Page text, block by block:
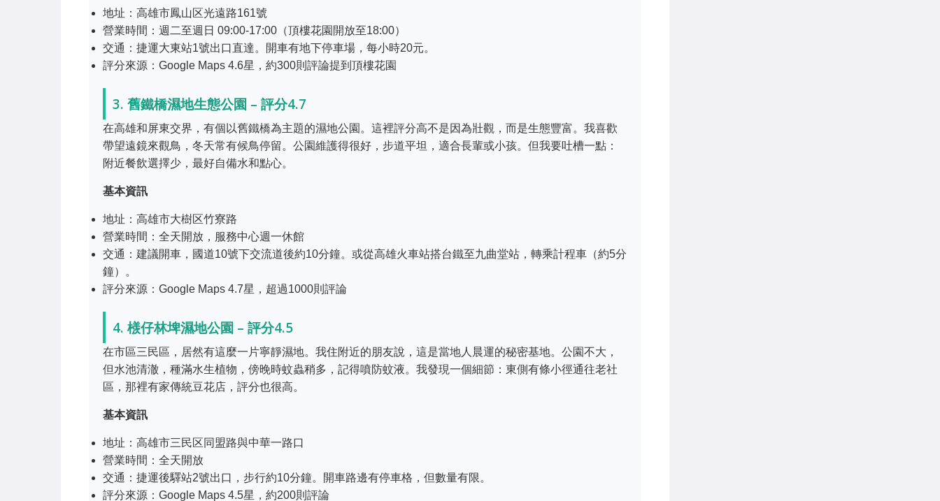
地址：高雄市鳳山区光遠路161號
營業時間：週二至週日 09:00-17:00（頂樓花園開放至18:00）
交通：捷運大東站1號出口直達。開車有地下停車場，每小時20元。
評分來源：Google Maps 4.6星，約300則評論提到頂樓花園
3. 舊鐵橋濕地生態公園 – 評分4.7
在高雄和屏東交界，有個以舊鐵橋為主題的濕地公園。這裡評分高不是因為壯觀，而是生態豐富。我喜歡
帶望遠鏡來觀鳥，冬天常有候鳥停留。公園維護得很好，步道平坦，適合長輩或小孩。但我要吐槽一點：
附近餐飲選擇少，最好自備水和點心。
基本資訊
地址：高雄市大樹区竹寮路
營業時間：全天開放，服務中心週一休館
交通：建議開車，國道10號下交流道後約10分鐘。或從高雄火車站搭台鐵至九曲堂站，轉乘計程車（約5分
鐘）。
評分來源：Google Maps 4.7星，超過1000則評論
4. 檨仔林埤濕地公園 – 評分4.5
在市區三民區，居然有這麼一片寧靜濕地。我住附近的朋友說，這是當地人晨運的秘密基地。公園不大，
但水池清澈，種滿水生植物，傍晚時蚊蟲稍多，記得噴防蚊液。我發現一個細節：東側有條小徑通往老社
區，那裡有家傳統豆花店，評分也很高。
基本資訊
地址：高雄市三民区同盟路與中華一路口
營業時間：全天開放
交通：捷運後驛站2號出口，步行約10分鐘。開車路邊有停車格，但數量有限。
評分來源：Google Maps 4.5星，約200則評論